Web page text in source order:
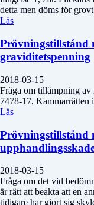
detta men döms för
Läs
Prövningstillstånd
graviditetspenning
2018-03-15
Fråga om tillämpning
7478-17, Kammarrätten
Läs
Prövningstillstånd
2018-03-15
Fråga om det vid
är rätt att beakta att en
tidigare har gjort sig